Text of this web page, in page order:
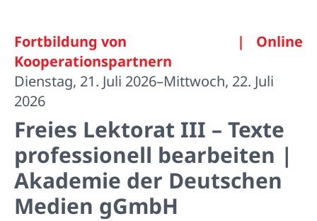
Fortbildung von
Kooperationspartnern
| Online
Dienstag, 21. Juli 2026–Mittwoch, 22. Juli
2026
Freies Lektorat III – Texte
professionell bearbeiten |
Akademie der Deutschen
Medien gGmbH